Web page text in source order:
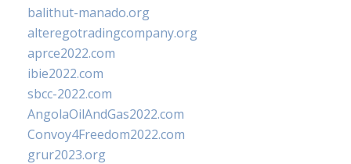
balithut-manado.org
alteregotradingcompany.org
aprce2022.com
ibie2022.com
sbcc-2022.com
AngolaOilAndGas2022.com
Convoy4Freedom2022.com
grur2023.org